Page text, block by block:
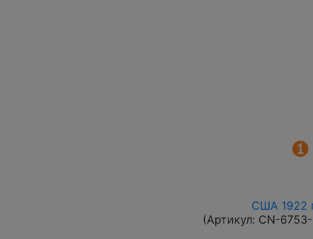
США 1922
(Артикул: CN-